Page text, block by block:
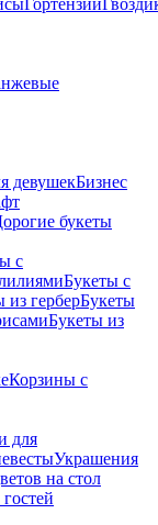
Гортензии
девушекБизнес
букеты
с
Букеты с
из герберБукеты
Букеты из
Корзины с
для
Украшения
на стол